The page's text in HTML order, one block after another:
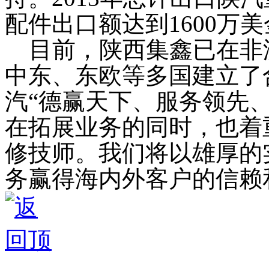
配件出口额达到 1600万
目前，陕西集鑫已在
中东、东欧等多国建立
汽“德赢天下、服务领先
在拓展业务的同时，也
修技师。我们将以雄厚
务赢得海内外客户的信